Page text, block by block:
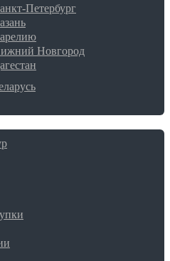
Петербург
Новгород